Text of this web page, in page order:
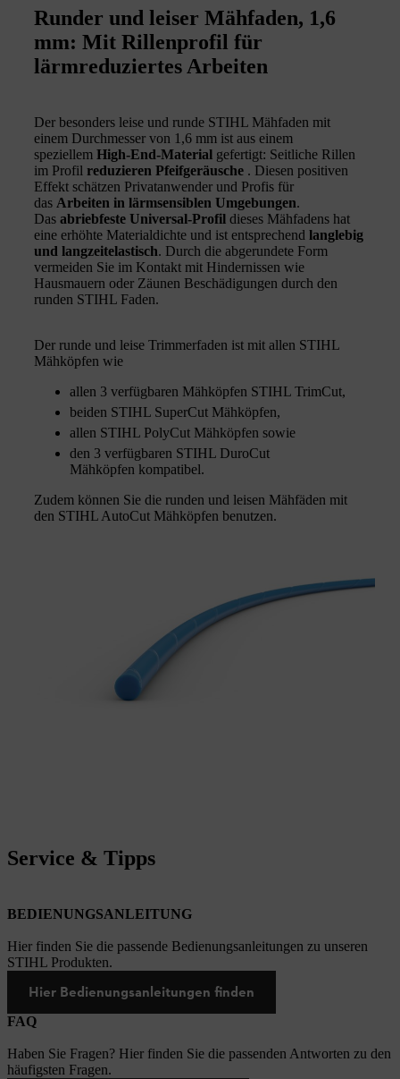
Runder und leiser Mähfaden, 1,6
mm: Mit Rillenprofil für
lärmreduziertes Arbeiten
Der besonders leise und runde STIHL Mähfaden mit
einem Durchmesser von 1,6 mm ist aus einem
speziellem High-End-Material gefertigt: Seitliche Rillen
im Profil reduzieren Pfeifgeräusche . Diesen positiven
Effekt schätzen Privatanwender und Profis für
das Arbeiten in lärmsensiblen Umgebungen.
Das abriebfeste Universal-Profil dieses Mähfadens hat
eine erhöhte Materialdichte und ist entsprechend langlebig
und langzeitelastisch. Durch die abgerundete Form
vermeiden Sie im Kontakt mit Hindernissen wie
Hausmauern oder Zäunen Beschädigungen durch den
runden STIHL Faden.
Der runde und leise Trimmerfaden ist mit allen STIHL
Mähköpfen wie
allen 3 verfügbaren Mähköpfen STIHL TrimCut,
beiden STIHL SuperCut Mähköpfen,
allen STIHL PolyCut Mähköpfen sowie
den 3 verfügbaren STIHL DuroCut
Mähköpfen kompatibel.
Zudem können Sie die runden und leisen Mähfäden mit
den STIHL AutoCut Mähköpfen benutzen.
Service & Tipps
BEDIENUNGSANLEITUNG
Hier finden Sie die passende Bedienungsanleitungen zu unseren
STIHL Produkten.
Hier Bedienungsanleitungen finden
FAQ
Haben Sie Fragen? Hier finden Sie die passenden Antworten zu den
häufigsten Fragen.